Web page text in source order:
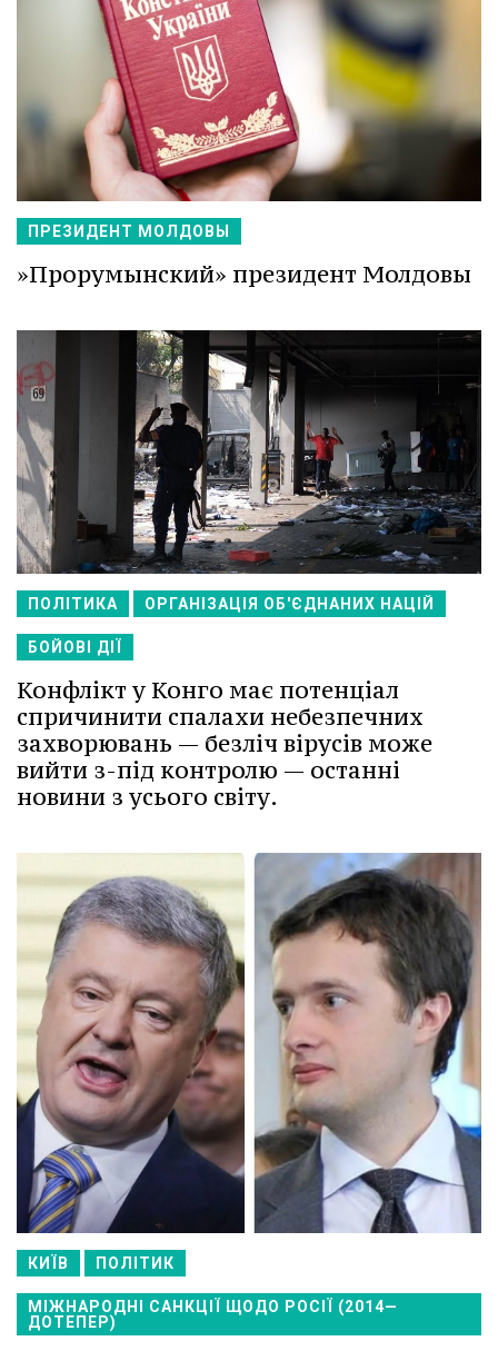
ПРЕЗИДЕНТ МОЛДОВЫ
»Прорумынский» президент Молдовы
ПОЛІТИКА ОРГАНІЗАЦІЯ ОБ'ЄДНАНИХ НАЦІЙ
БОЙОВІ ДІЇ
Конфлікт у Конго має потенціал
спричинити спалахи небезпечних
захворювань — безліч вірусів може
вийти з-під контролю — останні
новини з усього світу.
КИЇВ ПОЛІТИК
МІЖНАРОДНІ САНКЦІЇ ЩОДО РОСІЇ (2014—
ДОТЕПЕР)